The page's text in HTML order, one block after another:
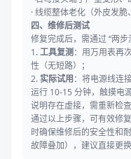
· 线缆整体老化（外皮发
四、维修后测试
修复完成后，需通过 “两步
1.工具复测：用万用表再
性（无短路）；
2. 实际试用：将电源线连
运行 10-15 分钟，触摸电
说明存在虚接，需重新检查
通过以上步骤，可有效修
时确保维修后的安全性和
故障叠加），建议直接更